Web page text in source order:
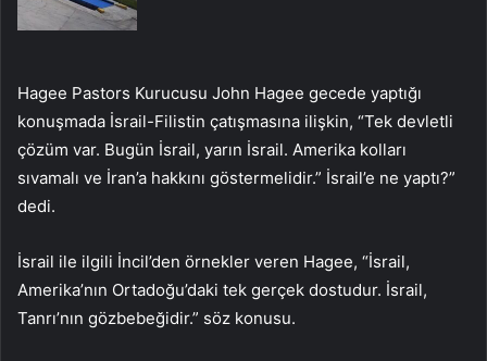
Hagee Pastors Kurucusu John Hagee gecede yaptığı
konuşmada İsrail-Filistin çatışmasına ilişkin, “Tek devletli
çözüm var. Bugün İsrail, yarın İsrail. Amerika kolları
sıvamalı ve İran’a hakkını göstermelidir.” İsrail’e ne yaptı?”
dedi.
İsrail ile ilgili İncil’den örnekler veren Hagee, “İsrail,
Amerika’nın Ortadoğu’daki tek gerçek dostudur. İsrail,
Tanrı’nın gözbebeğidir.” söz konusu.